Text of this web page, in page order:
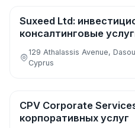
Финансы, инвестиции и банки
Suxeed Ltd:
консалтинговые
129 Athalassis Avenue,
Cyprus
Аудит, бухгалтерия и налоги
CPV Corporate
корпоративных услуг